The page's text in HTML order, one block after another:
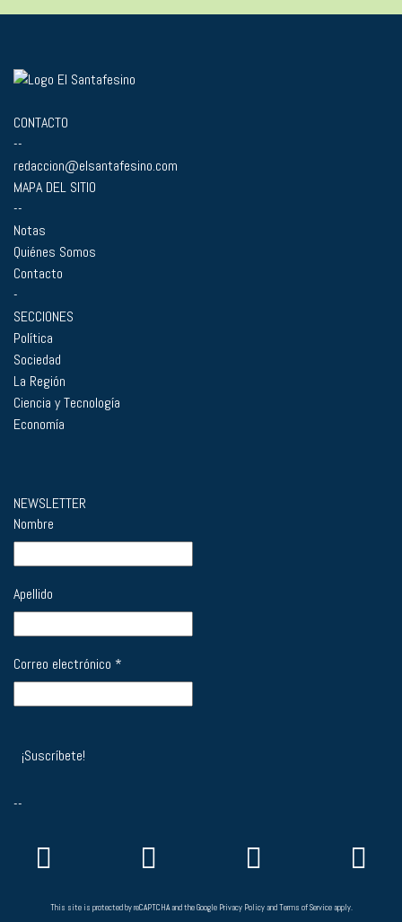
CONTACTO
--
redaccion@elsantafesino.com
MAPA DEL SITIO
--
Notas
Quiénes Somos
Contacto
-
SECCIONES
Política
Sociedad
La Región
Ciencia y Tecnología
Economía
NEWSLETTER
Nombre
Apellido
Correo electrónico *
--
This site is protected by reCAPTCHA and the Google Privacy PolicyandTerms of Serviceapply.